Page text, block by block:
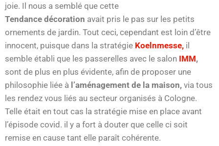
joie. Il nous a semblé que cette
Tendance décoration avait pris le pas sur les petits
ornements de jardin. Tout ceci, cependant est loin d’être
innocent, puisque dans la stratégie Koelnmesse, il
semble établi que les passerelles avec le salon IMM,
sont de plus en plus évidente, afin de proposer une
philosophie liée à l’aménagement de la maison, via tous
les rendez vous liés au secteur organisés à Cologne.
Telle était en tout cas la stratégie mise en place avant
l’épisode covid. il y a fort à douter que celle ci soit
remise en cause tant elle paraît cohérente.